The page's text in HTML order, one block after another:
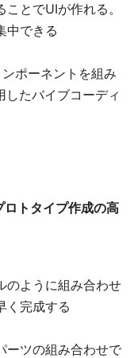
とでUIが作れる。
中できる
ポーネントを組み
たバイブコーディ
ロトタイプ作成の高
のように組み合わせ
く完成する
ーツの組み合わせで